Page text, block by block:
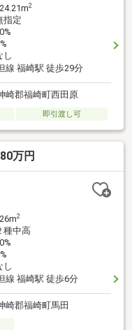
2
指定
し
線 福崎駅 徒歩29分
崎郡福崎町西田原
即引渡し可
万円
2
種中高
し
線 福崎駅 徒歩6分
崎郡福崎町馬田